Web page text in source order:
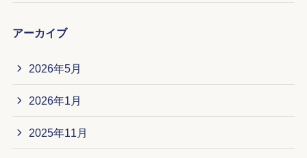
アーカイブ
2026年5月
2026年1月
2025年11月